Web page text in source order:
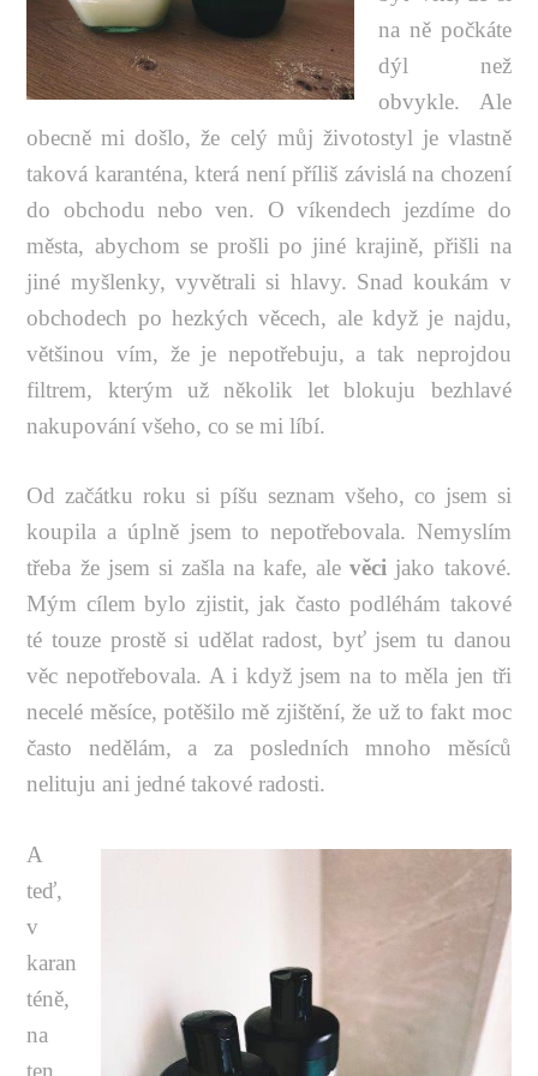
na ně počkáte
dýl než
obvykle. Ale
obecně mi došlo, že celý můj životostyl je vlastně
taková karanténa, která není příliš závislá na chození
do obchodu nebo ven. O víkendech jezdíme do
města, abychom se prošli po jiné krajině, přišli na
jiné myšlenky, vyvětrali si hlavy. Snad koukám v
obchodech po hezkých věcech, ale když je najdu,
většinou vím, že je nepotřebuju, a tak neprojdou
filtrem, kterým už několik let blokuju bezhlavé
nakupování všeho, co se mi líbí.
Od začátku roku si píšu seznam všeho, co jsem si
koupila a úplně jsem to nepotřebovala. Nemyslím
třeba že jsem si zašla na kafe, alevěci jako takové.
Mým cílem bylo zjistit, jak často podléhám takové
té touze prostě si udělat radost, byť jsem tu danou
věc nepotřebovala. A i když jsem na to měla jen tři
necelé měsíce, potěšilo mě zjištění, že už to fakt moc
často nedělám, a za posledních mnoho měsíců
nelituju ani jedné takové radosti.
A
teď,
v
karan
téně,
na
ten